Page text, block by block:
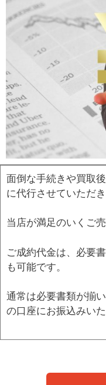
面倒な手続きや買取
に代行させていただき
当店が満足のいくご
ご成約代金は、必要
も可能です。
通常は必要書類が揃
の口座にお振込みいた